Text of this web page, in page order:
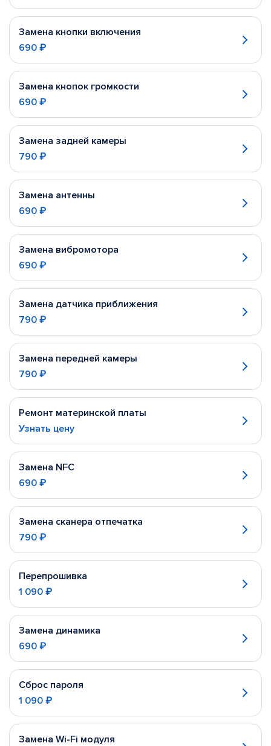
Замена кнопки включения
690 ₽
Замена кнопок громкости
690 ₽
Замена задней камеры
790 ₽
Замена антенны
690 ₽
Замена вибромотора
690 ₽
Замена датчика приближения
790 ₽
Замена передней камеры
790 ₽
Ремонт материнской платы
Узнать цену
Замена NFC
690 ₽
Замена сканера отпечатка
790 ₽
Перепрошивка
1 090 ₽
Замена динамика
690 ₽
Сброс пароля
1 090 ₽
Замена Wi-Fi модуля